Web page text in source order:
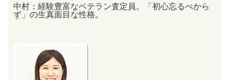
中村：経験豊富なベテラン査定員。「初心忘るべから
ず」の生真面目な性格。